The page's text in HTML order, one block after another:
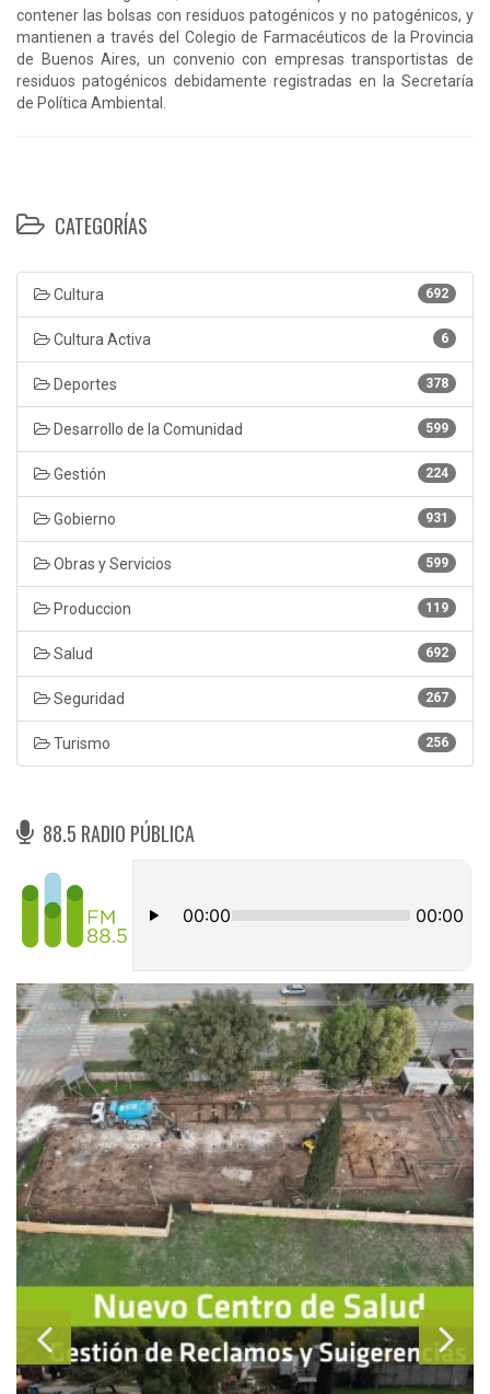
contener las bolsas con residuos patogénicos y no patogénicos, y
mantienen a través del Colegio de Farmacéuticos de la Provincia
de Buenos Aires, un convenio con empresas transportistas de
residuos patogénicos debidamente registradas en la Secretaría
de Política Ambiental.
CATEGORÍAS
692
Cultura
6
Cultura Activa
378
Deportes
599
Desarrollo de la Comunidad
224
Gestión
931
Gobierno
599
Obras y Servicios
119
Produccion
692
Salud
267
Seguridad
256
Turismo
88.5 RADIO PÚBLICA